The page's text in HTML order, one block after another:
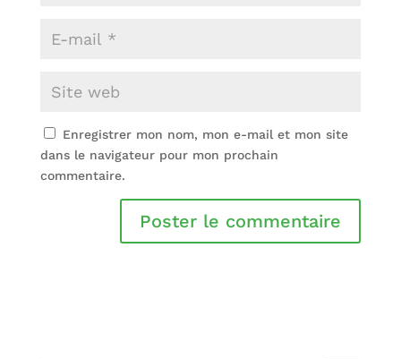
Enregistrer mon nom, mon e-mail et mon site
dans le navigateur pour mon prochain
commentaire.